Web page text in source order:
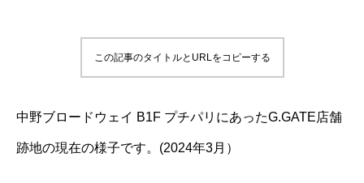
この記事のタイトルとURLをコピーする
中野ブロードウェイ B1F プチパリにあったG.GATE店舗
跡地の現在の様子です。(2024年3月）